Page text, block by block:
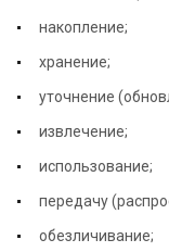
накопление;
хранение;
уточнение
извлечение;
использование;
передачу
обезличивание;